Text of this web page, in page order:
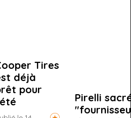
Tires
déjà
pour
Pirelli